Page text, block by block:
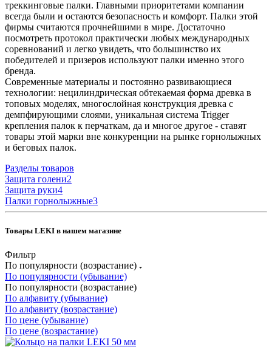
треккинговые палки. Главными приоритетами компании
всегда были и остаются безопасность и комфорт. Палки этой
фирмы считаются прочнейшими в мире. Достаточно
посмотреть протокол практически любых международных
соревнований и легко увидеть, что большинство их
победителей и призеров используют палки именно этого
бренда.
Современные материалы и постоянно развивающиеся
технологии: нецилиндрическая обтекаемая форма древка в
топовых моделях, многослойная конструкция древка с
демпфирующими слоями, уникальная система Trigger
крепления палок к перчаткам, да и многое другое - ставят
товары этой марки вне конкуренции на рынке горнолыжных
и беговых палок.
Разделы товаров
Защита голени2
Защита руки4
Палки горнолыжные3
Товары LEKI в нашем магазине
Фильтр
По популярности (возрастание)
По популярности (убывание)
По популярности (возрастание)
По алфавиту (убывание)
По алфавиту (возрастание)
По цене (убывание)
По цене (возрастание)